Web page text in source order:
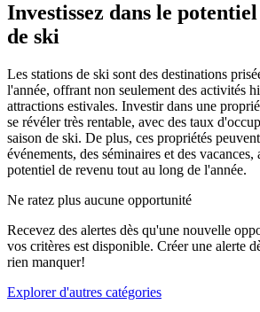
Investissez dans le
de ski
Les stations de ski sont des destinations
l'année, offrant non seulement des activités
attractions estivales. Investir dans une
se révéler très rentable, avec des taux
saison de ski. De plus, ces propriétés
événements, des séminaires et des
potentiel de revenu tout au long de l'année.
Ne ratez plus aucune opportunité
Recevez des alertes dès qu'une nouvelle
vos critères est disponible. Créer une alerte
rien manquer!
Explorer d'autres catégories